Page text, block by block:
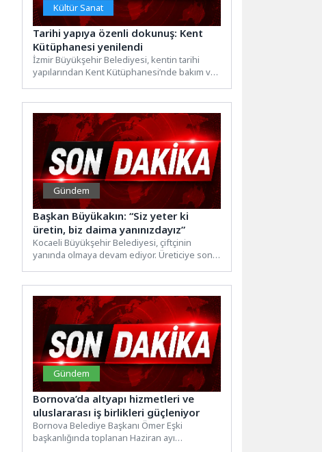
Kültür Sanat
Tarihi yapıya özenli dokunuş: Kent
Kütüphanesi yenilendi
İzmir Büyükşehir Belediyesi, kentin tarihi
yapılarından Kent Kütüphanesi’nde bakım ve
Gündem
Başkan Büyükakın: “Siz yeter ki
üretin, biz daima yanınızdayız”
Kocaeli Büyükşehir Belediyesi, çiftçinin
yanında olmaya devam ediyor. Üreticiye son 7
Gündem
Bornova’da altyapı hizmetleri ve
uluslararası iş birlikleri güçleniyor
Bornova Belediye Başkanı Ömer Eşki
başkanlığında toplanan Haziran ayı